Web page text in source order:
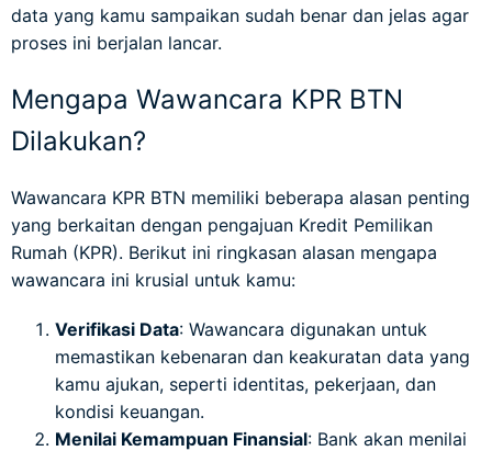
data yang kamu sampaikan sudah benar dan jelas agar
proses ini berjalan lancar.
Mengapa Wawancara KPR BTN
Dilakukan?
Wawancara KPR BTN memiliki beberapa alasan penting
yang berkaitan dengan pengajuan Kredit Pemilikan
Rumah (KPR). Berikut ini ringkasan alasan mengapa
wawancara ini krusial untuk kamu:
Verifikasi Data: Wawancara digunakan untuk
memastikan kebenaran dan keakuratan data yang
kamu ajukan, seperti identitas, pekerjaan, dan
kondisi keuangan.
Menilai Kemampuan Finansial: Bank akan menilai